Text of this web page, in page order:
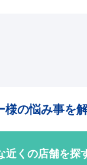
の悩み事を
近くの店舗を探